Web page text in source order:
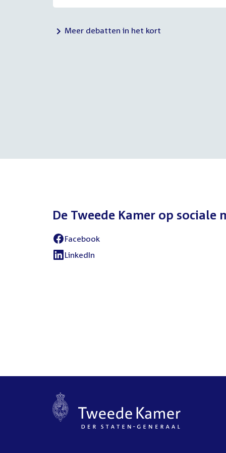
Meer debatten in het kort
De Tweede Kamer op sociale
External
link:
Facebook
External
LinkedIn